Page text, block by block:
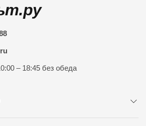
– 18:45 без обеда